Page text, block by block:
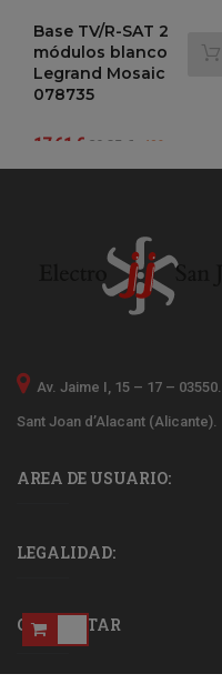
Base TV/R-SAT 2
módulos blanco
Legrand Mosaic
078735
Precio
17,61 € Precio
regular
29,35 € -40%
Av. Jaime I, 15 – 17 – 03550.
Sant Joan d’Alacant (Alicante).
AREA DE USUARIO:
LEGALIDAD:
CONTACTAR